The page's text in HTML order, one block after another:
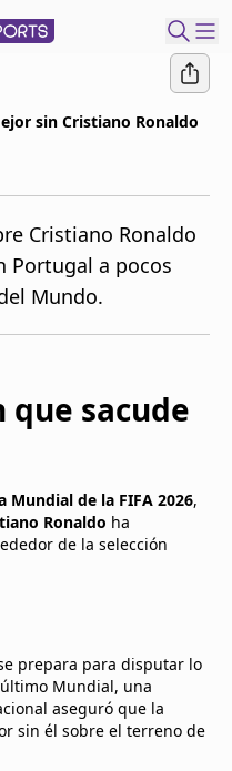
sin Cristiano Ronaldo
Cristiano Ronaldo
Portugal a pocos
Mundo.
que sacude
Mundial de la FIFA 2026,
Ronaldo ha
de la selección
prepara para disputar lo
Mundial, una
aseguró que la
sin él sobre el terreno de